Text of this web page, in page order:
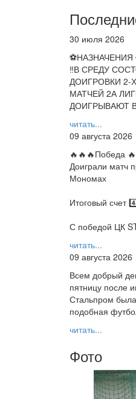
30 июля 2026
⚽НАЗНАЧЕНИЯ
‼В СРЕДУ
ДОИГРОВКИ 2-
МАТЧЕЙ 2А
ДОИГРЫВАЮТ
читать...
09 августа 2026
🔥🔥🔥Победа
Доиграли матч
Мономах
Итоговый счет
С победой ЦК
читать...
09 августа 2026
Всем добрый
пятницу после
Стальпром
подобная
читать...
Фото